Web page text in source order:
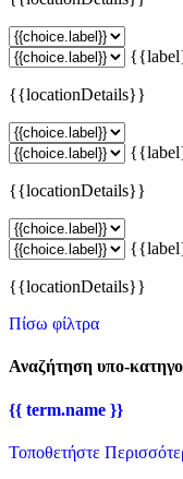
{{locationDetails}}
{{locationDetails}}
{{locationDetails}}
Πίσω φίλτρα
Αναζήτηση υπο-
{{ term.name }}
Τοποθετήστε